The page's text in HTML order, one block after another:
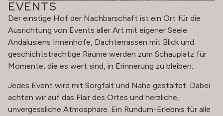
EVENTS
Der einstige Hof der Nachbarschaft ist ein Ort für die
Ausrichtung von Events aller Art mit eigener Seele.
Andalusiens Innenhöfe, Dachterrassen mit Blick und
geschichtsträchtige Räume werden zum Schauplatz für
Momente, die es wert sind, in Erinnerung zu bleiben.
Jedes Event wird mit Sorgfalt und Nähe gestaltet. Dabei
achten wir auf das Flair des Ortes und herzliche,
unvergessliche Atmosphäre. Ein Rundum-Erlebnis für alle